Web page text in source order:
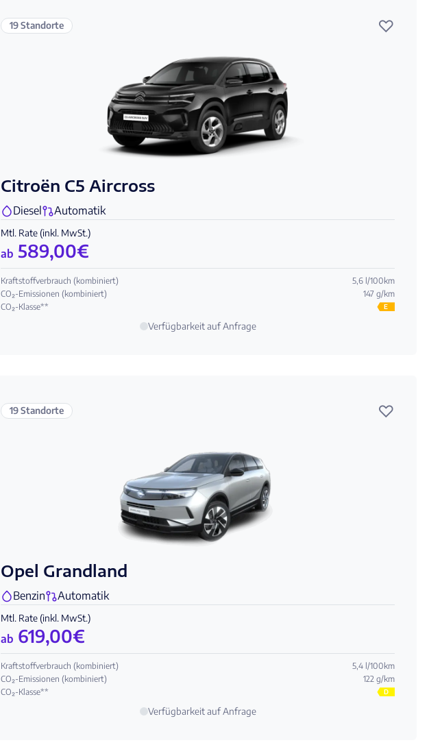
19 Standorte ♡
Citroën C5 Aircross
Diesel Automatik
Mtl. Rate (inkl. MwSt.)
ab 589,00€
Kraftstoffverbrauch (kombiniert)
5,6 l/100km
CO₂-Emissionen (kombiniert)
147 g/km
CO₂-Klasse**
E
Verfügbarkeit auf Anfrage
19 Standorte ♡
Opel Grandland
Benzin Automatik
Mtl. Rate (inkl. MwSt.)
ab 619,00€
Kraftstoffverbrauch (kombiniert)
5,4 l/100km
CO₂-Emissionen (kombiniert)
122 g/km
CO₂-Klasse**
D
Verfügbarkeit auf Anfrage